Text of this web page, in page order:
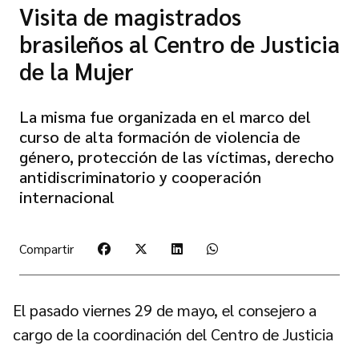
Visita de magistrados
brasileños al Centro de Justicia
de la Mujer
La misma fue organizada en el marco del
curso de alta formación de violencia de
género, protección de las víctimas, derecho
antidiscriminatorio y cooperación
internacional
Compartir
El pasado viernes 29 de mayo, el consejero a
cargo de la coordinación del Centro de Justicia